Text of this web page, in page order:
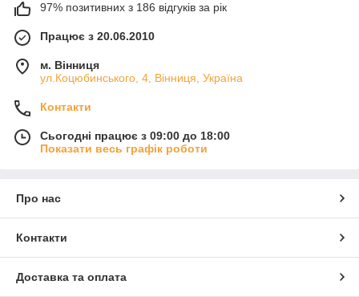
97% позитивних з 186 відгуків за рік
Працює з 20.06.2010
м. Вінниця
ул.Коцюбинського, 4, Вінниця, Україна
Контакти
Сьогодні працює з 09:00 до 18:00
Показати весь графік роботи
Про нас
Контакти
Доставка та оплата